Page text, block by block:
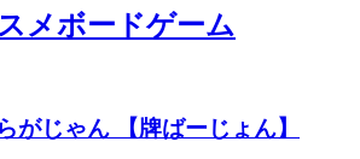
がじゃん 【牌ばーじょん】